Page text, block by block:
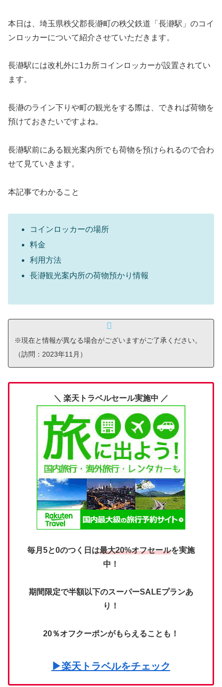
本日は、埼玉県秩父郡長瀞町の秩父鉄道「長瀞駅」のコイ
ンロッカーについて紹介させていただきます。
長瀞駅には改札外に1カ所コインロッカーが設置されてい
ます。
長瀞のライン下りや町の観光をする際は、できれば荷物を
預けておきたいですよね。
長瀞駅前にある観光案内所でも荷物を預けられるので合わ
せて見ていきます。
本記事でわかること
コインロッカーの場所
料金
利用方法
長瀞観光案内所の荷物預かり情報
※現在と情報が異なる場合がございますがご了承ください。
（訪問：2023年11月）
＼ 楽天トラベルセール実施中 ／
毎月5と0のつく日は最大20%オフセールを実施
中！
期間限定で半額以下のスーパーSALEプランあ
り！
20％オフクーポンがもらえることも！
▶楽天トラベルをチェック